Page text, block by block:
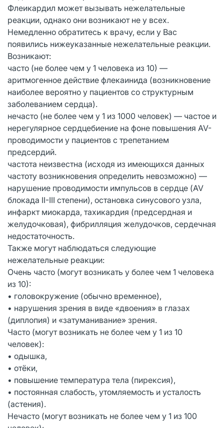
Флеикардил может вызывать нежелательные
реакции, однако они возникают не у всех.
Немедленно обратитесь к врачу, если у Вас
появились нижеуказанные нежелательные реакции.
Возникают:
часто (не более чем у 1 человека из 10) —
аритмогенное действие флекаинида (возникновение
наиболее вероятно у пациентов со структурным
заболеванием сердца).
нечасто (не более чем у 1 из 1000 человек) — частое и
нерегулярное сердцебиение на фоне повышения AV-
проводимости у пациентов с трепетанием
предсердий.
частота неизвестна (исходя из имеющихся данных
частоту возникновения определить невозможно) —
нарушение проводимости импульсов в сердце (AV
блокада II-III степени), остановка синусового узла,
инфаркт миокарда, тахикардия (предсердная и
желудочковая), фибрилляция желудочков, сердечная
недостаточность.
Также могут наблюдаться следующие
нежелательные реакции:
Очень часто (могут возникать у более чем 1 человека
из 10):
• головокружение (обычно временное),
• нарушения зрения в виде «двоения» в глазах
(диплопия) и «затуманивание» зрения.
Часто (могут возникать не более чем у 1 из 10
человек):
• одышка,
• отёки,
• повышение температура тела (пирексия),
• постоянная слабость, утомляемость и усталость
(астения).
Нечасто (могут возникать не более чем у 1 из 100